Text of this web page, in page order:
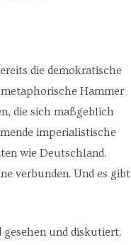
die demokratische
Hammer
die sich maßgeblich
imperialistische
wie Deutschland.
verbunden. Und es gibt
und diskutiert.